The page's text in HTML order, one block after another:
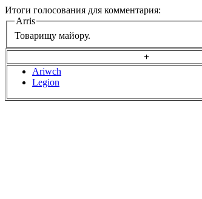
Итоги голосования для комментария:
Arris
Товарищу майору.
+
Ariwch
Legion